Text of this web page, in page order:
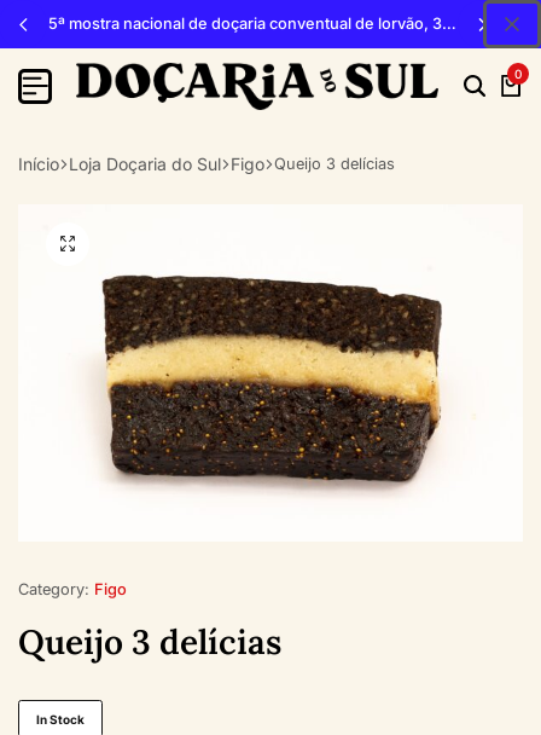
5ª mostra nacional de doçaria conventual de lorvão, 3, 4 e 5 de outubro 2026, penacova
0
Início Loja Doçaria do Sul Figo Queijo 3 delícias
Category: Figo
Queijo 3 delícias
In Stock